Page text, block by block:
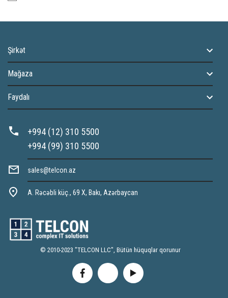
Şirkət
Mağaza
Faydalı
+994 (12) 310 5500
+994 (99) 310 5500
sales@telcon.az
A. Rəcəbli küç., 69 X, Bakı, Azərbaycan
© 2010-2023 "TELCON LLC", Bütün hüquqlar qorunur